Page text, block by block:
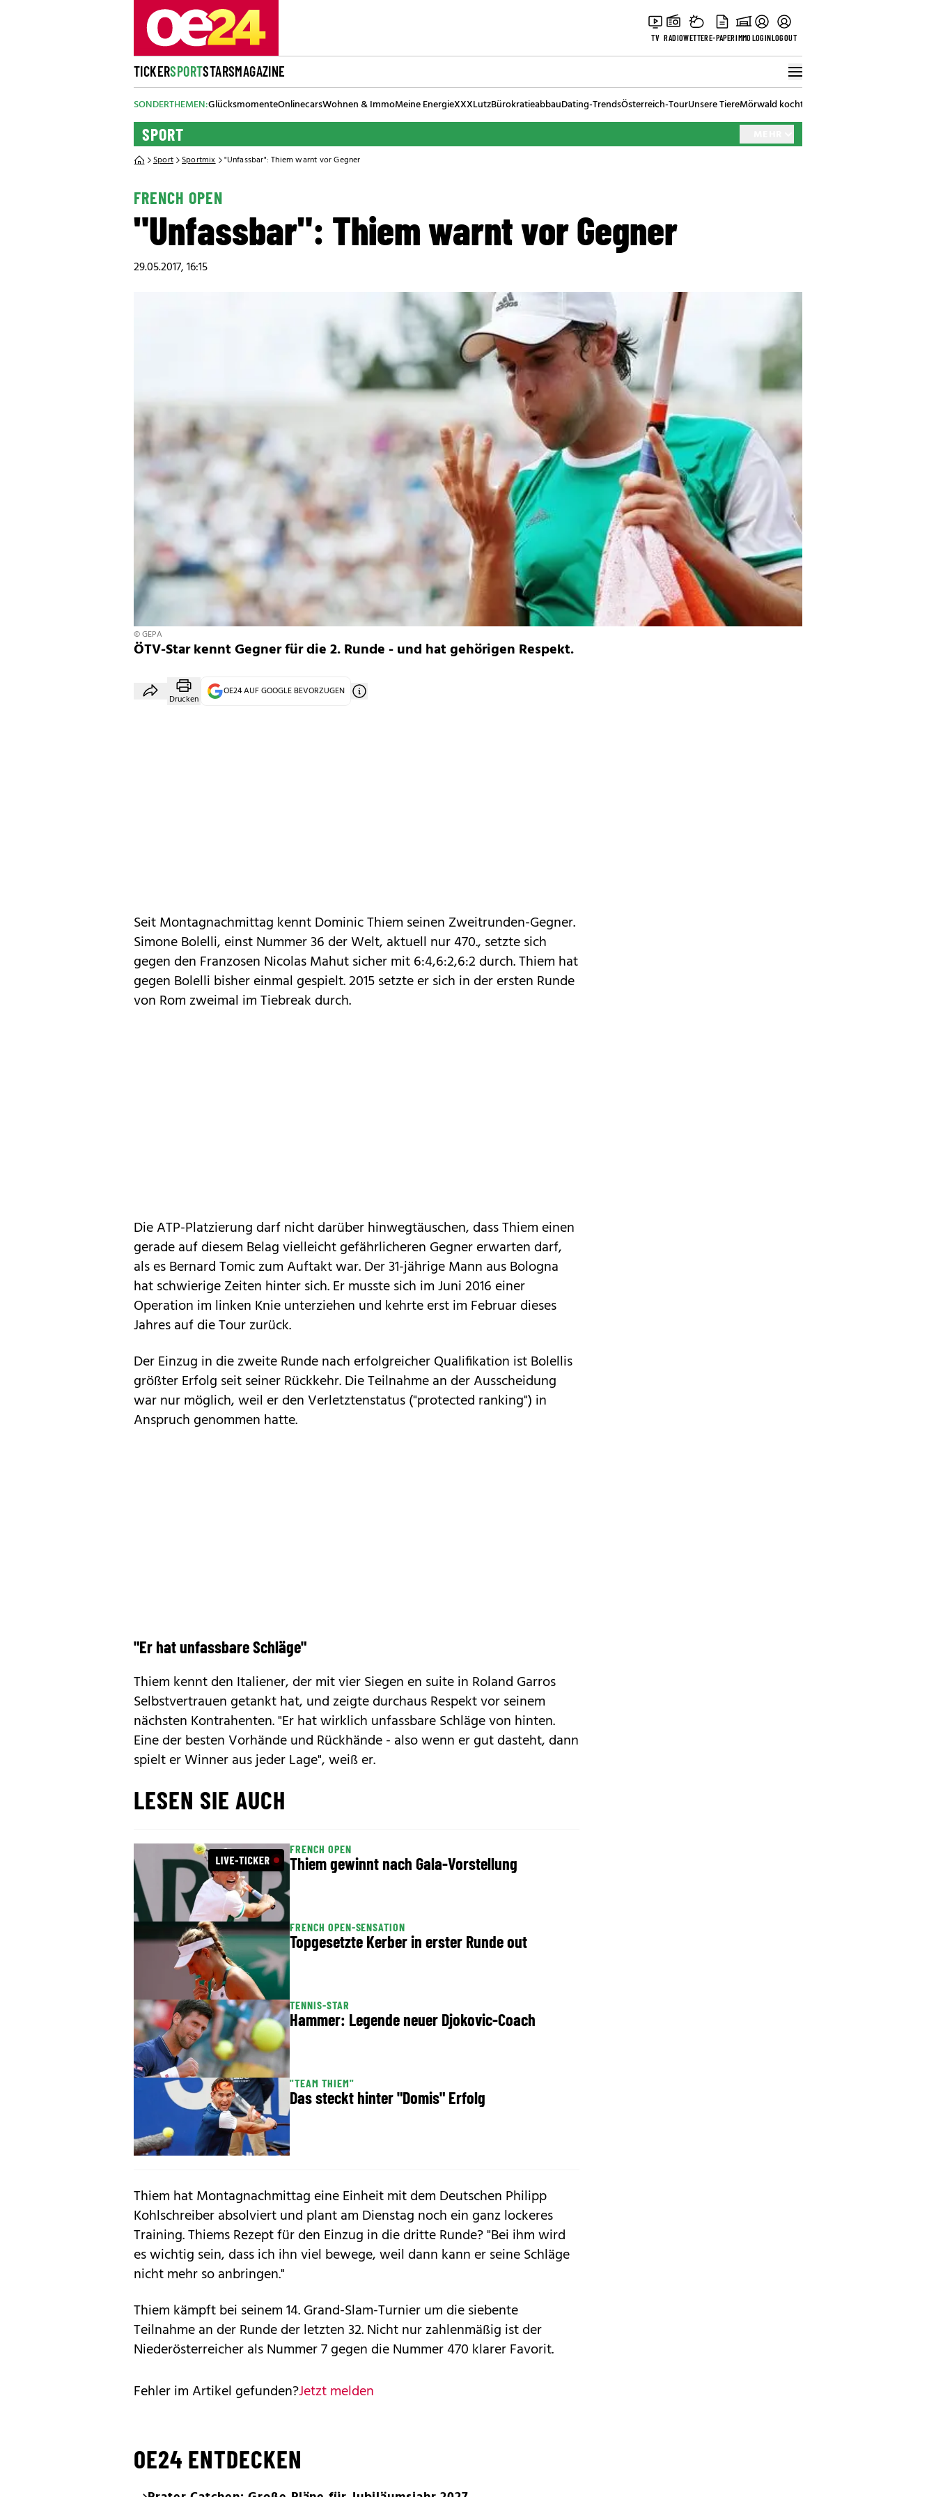
TV RADIOWETTERE-PAPERIMMOLOGINLOGOUT
TICKERSPORTSTARSMAGAZINE
SONDERTHEMEN:GlücksmomenteOnlinecarsWohnen & ImmoMeine EnergieXXXLutzBürokratieabbauDating-TrendsÖsterreich-TourUnsere TiereMörwald kocht
SPORT
Sport Sportmix "Unfassbar": Thiem warnt vor Gegner
FRENCH OPEN
"Unfassbar": Thiem warnt vor Gegner
29.05.2017, 16:15
© GEPA
ÖTV-Star kennt Gegner für die 2. Runde - und hat gehörigen Respekt.
Drucken
OE24 AUF GOOGLE BEVORZUGEN
Seit Montagnachmittag kennt Dominic Thiem seinen Zweitrunden-Gegner.
Simone Bolelli, einst Nummer 36 der Welt, aktuell nur 470., setzte sich
gegen den Franzosen Nicolas Mahut sicher mit 6:4,6:2,6:2 durch. Thiem hat
gegen Bolelli bisher einmal gespielt. 2015 setzte er sich in der ersten Runde
von Rom zweimal im Tiebreak durch.
Die ATP-Platzierung darf nicht darüber hinwegtäuschen, dass Thiem einen
gerade auf diesem Belag vielleicht gefährlicheren Gegner erwarten darf,
als es Bernard Tomic zum Auftakt war. Der 31-jährige Mann aus Bologna
hat schwierige Zeiten hinter sich. Er musste sich im Juni 2016 einer
Operation im linken Knie unterziehen und kehrte erst im Februar dieses
Jahres auf die Tour zurück.
Der Einzug in die zweite Runde nach erfolgreicher Qualifikation ist Bolellis
größter Erfolg seit seiner Rückkehr. Die Teilnahme an der Ausscheidung
war nur möglich, weil er den Verletztenstatus ("protected ranking") in
Anspruch genommen hatte.
"Er hat unfassbare Schläge"
Thiem kennt den Italiener, der mit vier Siegen en suite in Roland Garros
Selbstvertrauen getankt hat, und zeigte durchaus Respekt vor seinem
nächsten Kontrahenten. "Er hat wirklich unfassbare Schläge von hinten.
Eine der besten Vorhände und Rückhände - also wenn er gut dasteht, dann
spielt er Winner aus jeder Lage", weiß er.
LESEN SIE AUCH
FRENCH OPEN
Thiem gewinnt nach Gala-Vorstellung
FRENCH OPEN-SENSATION
Topgesetzte Kerber in erster Runde out
TENNIS-STAR
Hammer: Legende neuer Djokovic-Coach
"TEAM THIEM"
Das steckt hinter "Domis" Erfolg
Thiem hat Montagnachmittag eine Einheit mit dem Deutschen Philipp
Kohlschreiber absolviert und plant am Dienstag noch ein ganz lockeres
Training. Thiems Rezept für den Einzug in die dritte Runde? "Bei ihm wird
es wichtig sein, dass ich ihn viel bewege, weil dann kann er seine Schläge
nicht mehr so anbringen."
Thiem kämpft bei seinem 14. Grand-Slam-Turnier um die siebente
Teilnahme an der Runde der letzten 32. Nicht nur zahlenmäßig ist der
Niederösterreicher als Nummer 7 gegen die Nummer 470 klarer Favorit.
Fehler im Artikel gefunden?Jetzt melden
OE24 ENTDECKEN